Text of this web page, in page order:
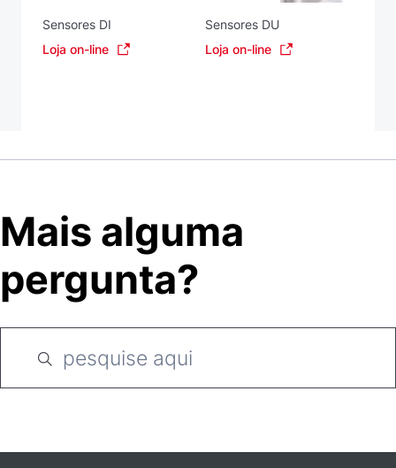
Sensores DI
Loja on-line
Sensores DU
Loja on-line
Mais alguma
pergunta?